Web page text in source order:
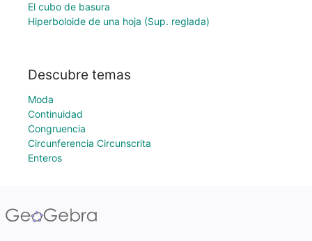
El cubo de basura
Hiperboloide de una hoja (Sup. reglada)
Descubre temas
Moda
Continuidad
Congruencia
Circunferencia Circunscrita
Enteros